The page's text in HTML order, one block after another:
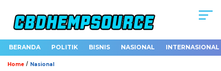
BERANDA POLITIK BISNIS NASIONAL INTERNASIONAL
Home / Nasional